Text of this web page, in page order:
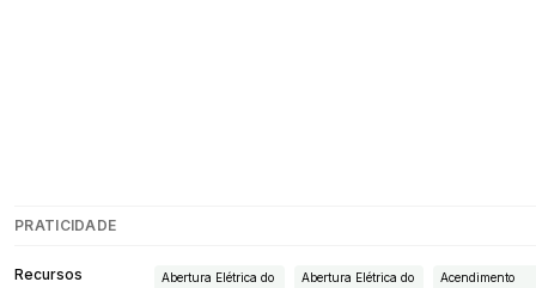
PRATICIDADE
Recursos
Abertura Elétrica do
Abertura Elétrica do
Acendimento